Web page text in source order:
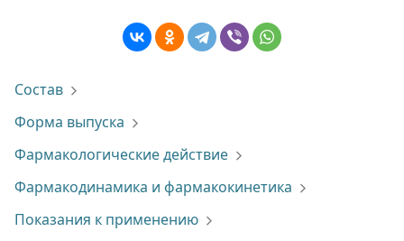
Состав
Форма выпуска
Фармакологические действие
Фармакодинамика и фармакокинетика
Показания к применению